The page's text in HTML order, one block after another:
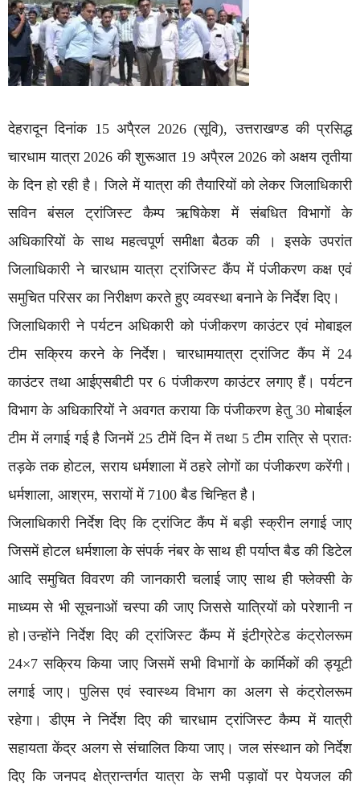
देहरादून दिनांक 15 अपै्रल 2026 (सूवि), उत्तराखण्ड की प्रसिद्ध
चारधाम यात्रा 2026 की शुरूआत 19 अपै्रल 2026 को अक्षय तृतीया
के दिन हो रही है। जिले में यात्रा की तैयारियों को लेकर जिलाधिकारी
सविन बंसल ट्रांजिस्ट कैम्प ऋषिकेश में संबधित विभागों के
अधिकारियों के साथ महत्वपूर्ण समीक्षा बैठक की । इसके उपरांत
जिलाधिकारी ने चारधाम यात्रा ट्रांजिस्ट कैंप में पंजीकरण कक्ष एवं
समुचित परिसर का निरीक्षण करते हुए व्यवस्था बनाने के निर्देश दिए।
जिलाधिकारी ने पर्यटन अधिकारी को पंजीकरण काउंटर एवं मोबाइल
टीम सक्रिय करने के निर्देश। चारधामयात्रा ट्रांजिट कैंप में 24
काउंटर तथा आईएसबीटी पर 6 पंजीकरण काउंटर लगाए हैं। पर्यटन
विभाग के अधिकारियों ने अवगत कराया कि पंजीकरण हेतु 30 मोबाईल
टीम में लगाई गई है जिनमें 25 टीमें दिन में तथा 5 टीम रात्रि से प्रातः
तड़के तक होटल, सराय धर्मशाला में ठहरे लोगों का पंजीकरण करेंगी।
धर्मशाला, आश्रम, सरायों में 7100 बैड चिन्हित है।
जिलाधिकारी निर्देश दिए कि ट्रांजिट कैंप में बड़ी स्क्रीन लगाई जाए
जिसमें होटल धर्मशाला के संपर्क नंबर के साथ ही पर्याप्त बैड की डिटेल
आदि समुचित विवरण की जानकारी चलाई जाए साथ ही फ्लेक्सी के
माध्यम से भी सूचनाओं चस्पा की जाए जिससे यात्रियों को परेशानी न
हो।उन्होंने निर्देश दिए की ट्रांजिस्ट कैंम्प में इंटीग्रेटेड कंट्रोलरूम
24×7 सक्रिय किया जाए जिसमें सभी विभागों के कार्मिकों की ड्यूटी
लगाई जाए। पुलिस एवं स्वास्थ्य विभाग का अलग से कंट्रोलरूम
रहेगा। डीएम ने निर्देश दिए की चारधाम ट्रांजिस्ट कैम्प में यात्री
सहायता केंद्र अलग से संचालित किया जाए। जल संस्थान को निर्देश
दिए कि जनपद क्षेत्रान्तर्गत यात्रा के सभी पड़ावों पर पेयजल की